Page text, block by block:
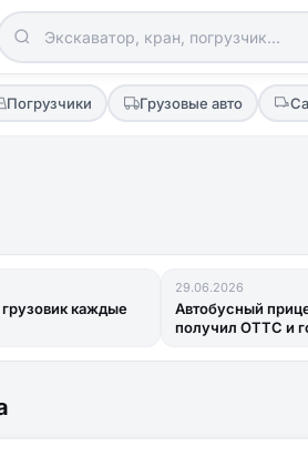
Погрузчики Грузовые авто
каждые
29.06.2026
Автобусный
получил ОТТС и